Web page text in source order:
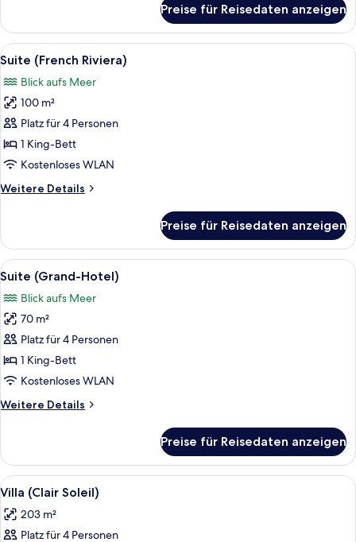
Suite
Preise für Reisedaten anzeigen
Alle
Fotos
für
Suite
(French
Riviera)
anzeigen
Suite (French Riviera) | Bettwäsche
6
Suite (French Riviera)
Blick aufs Meer
100 m²
Platz für 4 Personen
1 King-Bett
Kostenloses WLAN
Weitere Details
Weitere
(French
Riviera)
Preise für Reisedaten anzeigen
Alle
Fotos
für
Suite
(Grand-
Hotel)
anzeigen
Ein Balkon mit weißen Stühlen,
6
Suite (Grand-Hotel)
Blick aufs Meer
70 m²
Platz für 4 Personen
1 King-Bett
Kostenloses WLAN
Weitere Details
Weitere
(Grand-
Hotel)
Preise für Reisedaten anzeigen
Alle
Fotos
für
Villa
Ein zweistöckiges Gebäude mit
6
Villa (Clair Soleil)
203 m²
Platz für 4 Personen